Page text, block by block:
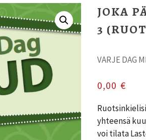
JOKA
3
VARJE DAG
0,00€
yhteensä
voi tilata